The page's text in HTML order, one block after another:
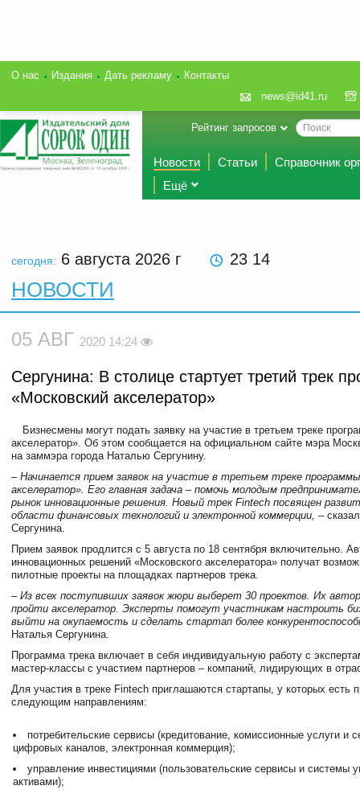
О нас Издания Дать рекламу
Контакты
news@id41.ru
Рейтинг запросов
Новости Статьи
Справочник
Ещё
сегодня: 6 августа 2026 г 23:14
НОВОСТИ
05 АВГ 2020 14:24
Сергунина: В столице стартует третий трек
«Московский акселератор»
Бизнесмены могут подать заявку на участие в третьем треке
акселератор». Об этом сообщается на официальном сайте мэра
на заммэра города Наталью Сергунину.
– Начинается прием заявок на участие в третьем треке
акселератор». Его главная задача – помочь молодым
рынок инновационные решения. Новый трек Fintech посвящен
области финансовых технологий и электронной коммерции, –
Сергунина.
Прием заявок продлится с 5 августа по 18 сентября включительно.
инновационных решений «Московского акселератора» получат
пилотные проекты на площадках партнеров трека.
– Из всех поступивших заявок жюри выберет 30 проектов. Их
пройти акселератор. Эксперты помогут участникам настроить
выйти на окупаемость и сделать стартап более
Наталья Сергунина.
Программа трека включает в себя индивидуальную работу с
мастер-классы с участием партнеров – компаний, лидирующих в
Для участия в треке Fintech приглашаются стартапы, у которых есть
следующим направлениям:
потребительские сервисы (кредитование, комиссионные услуги и
цифровых каналов, электронная коммерция);
управление инвестициями (пользовательские сервисы и системы
активами);